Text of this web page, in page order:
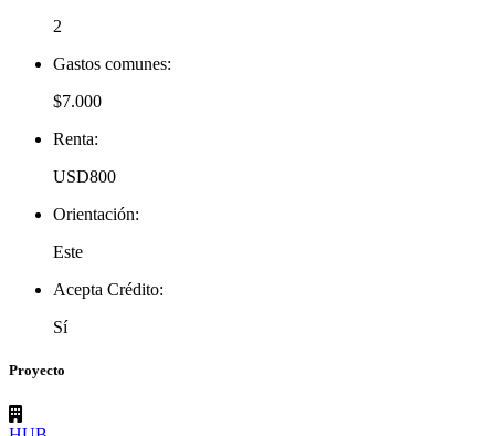
2
Gastos comunes:
$7.000
Renta:
USD800
Orientación:
Este
Acepta Crédito:
Sí
Proyecto